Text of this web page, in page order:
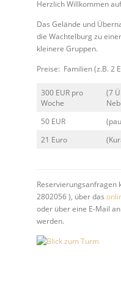
Herzlich Willkommen
Das Gelände und
die Wachtelburg zu
kleinere Gruppen.
Preise: Familien (z.B. 2
300 EUR pro
Woche
(7
50 EUR
21 Euro
Reservierungsanfragen
2802056 ), über das
oder über eine E-Mail an
werden.